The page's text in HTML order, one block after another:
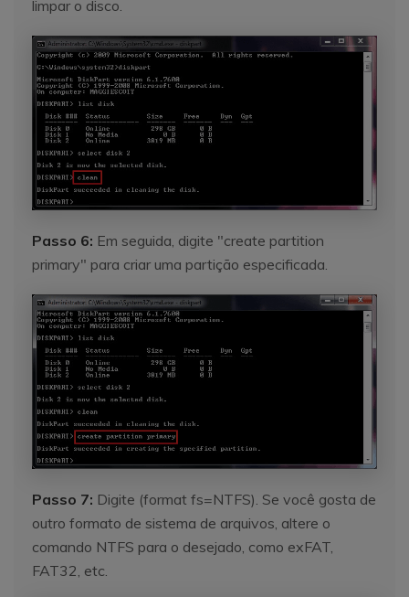
limpar o disco.
Passo 6: Em seguida, digite "create partition
primary" para criar uma partição especificada.
Passo 7: Digite (format fs=NTFS). Se você gosta de
outro formato de sistema de arquivos, altere o
comando NTFS para o desejado, como exFAT,
FAT32, etc.